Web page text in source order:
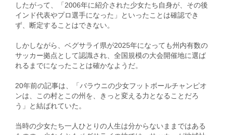
したがって、「2006年に紹介された少女たち自身が、その後
インド代表やプロ選手になった」といったことは確認でき
ず、断定することはできない。
しかしながら、ベグサライ県が2025年になっても州内有数の
サッカー拠点として認識され、全国規模の大会開催地に選ば
れるまでになったことは確かなようだ。
20年前の記事は、「バラウニの少女フットボールチャンピオ
ンは、この村とこの州を、きっと変える力となることだろ
う」と結ばれていた。
当時の少女たち一人ひとりの人生は分からないままではある